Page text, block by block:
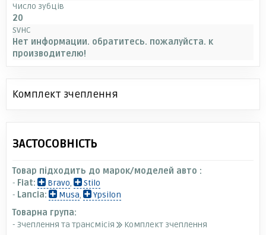
Число зубців
20
SVHC
Нет информации. обратитесь. пожалуйста. к
производителю!
Комплект зчеплення
ЗАСТОСОВНІСТЬ
Товар підходить до марок/моделей авто :
- Fiat: Bravo,
Stilo
- Lancia: Musa,
Ypsilon
Товарна група:
- Зчеплення та трансмісія
Комплект зчеплення